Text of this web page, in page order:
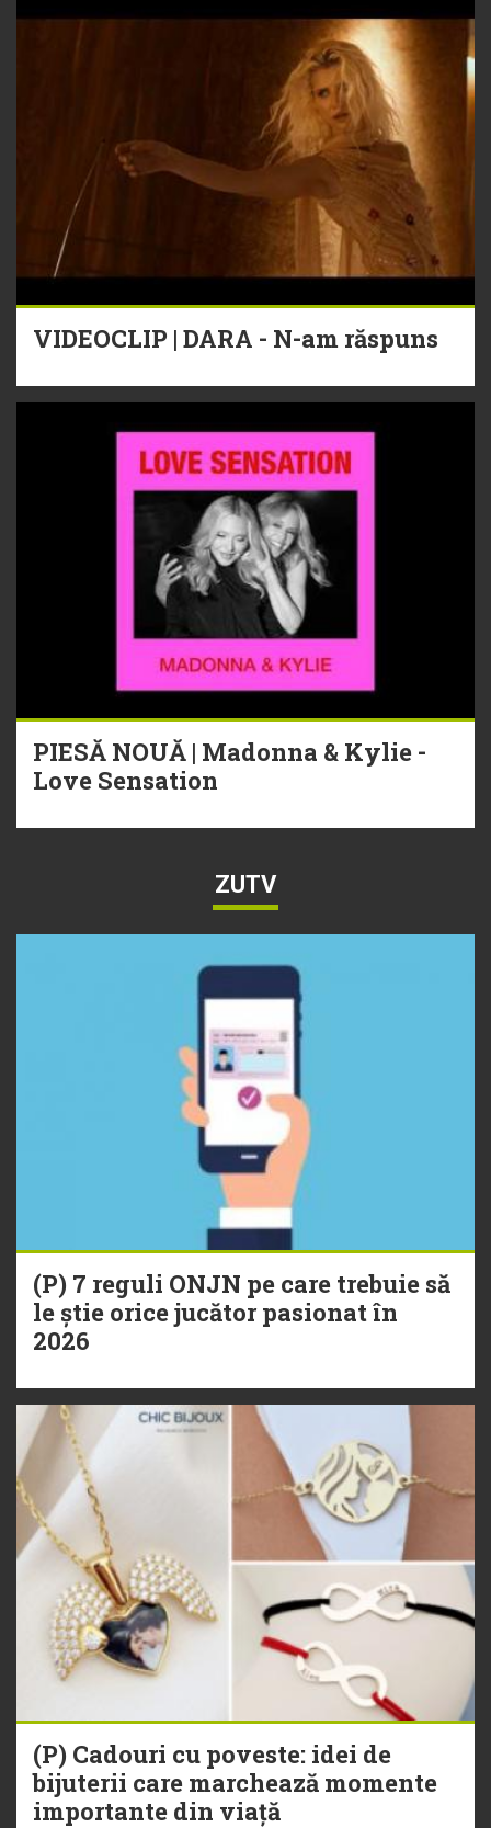
VIDEOCLIP | DARA - N-am răspuns
PIESĂ NOUĂ | Madonna & Kylie -
Love Sensation
ZUTV
(P) 7 reguli ONJN pe care trebuie să
le știe orice jucător pasionat în
2026
(P) Cadouri cu poveste: idei de
bijuterii care marchează momente
importante din viață